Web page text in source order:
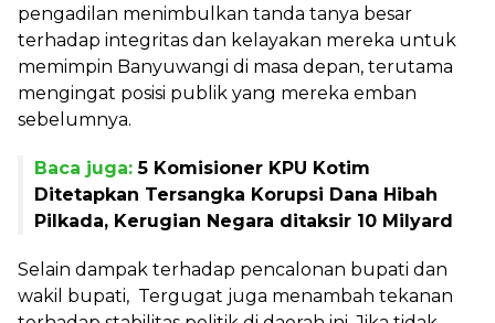
pengadilan menimbulkan tanda tanya besar
terhadap integritas dan kelayakan mereka untuk
memimpin Banyuwangi di masa depan, terutama
mengingat posisi publik yang mereka emban
sebelumnya.
Baca juga:5 Komisioner KPU Kotim
Ditetapkan Tersangka Korupsi Dana Hibah
Pilkada, Kerugian Negara ditaksir 10 Milyard
Selain dampak terhadap pencalonan bupati dan
wakil bupati, Tergugat juga menambah tekanan